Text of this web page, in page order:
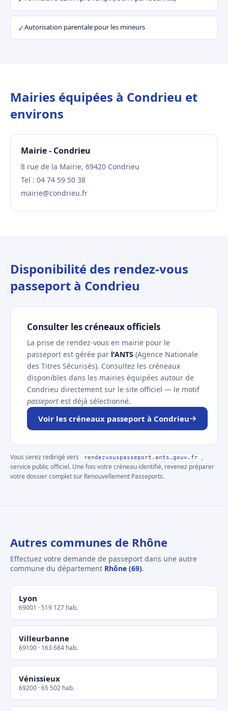
✓Autorisation parentale pour les mineurs
Mairies équipées à Condrieu et
environs
Mairie - Condrieu
8 rue de la Mairie, 69420 Condrieu
Tel : 04 74 59 50 38
mairie@condrieu.fr
Disponibilité des rendez-vous
passeport à Condrieu
Consulter les créneaux officiels
La prise de rendez-vous en mairie pour le
passeport est gérée par l'ANTS (Agence Nationale
des Titres Sécurisés). Consultez les créneaux
disponibles dans les mairies équipées autour de
Condrieu directement sur le site officiel — le motif
passeport est déjà sélectionné.
Voir les créneaux passeport à Condrieu
Vous serez redirigé vers rendezvouspasseport.ants.gouv.fr
,
service public officiel. Une fois votre créneau identifié, revenez préparer
votre dossier complet sur Renouvellement Passeports.
Autres communes de Rhône
Effectuez votre demande de passeport dans une autre
commune du département Rhône (69).
Lyon
69001 · 519 127 hab.
Villeurbanne
69100 · 163 684 hab.
Vénissieux
69200 · 65 502 hab.